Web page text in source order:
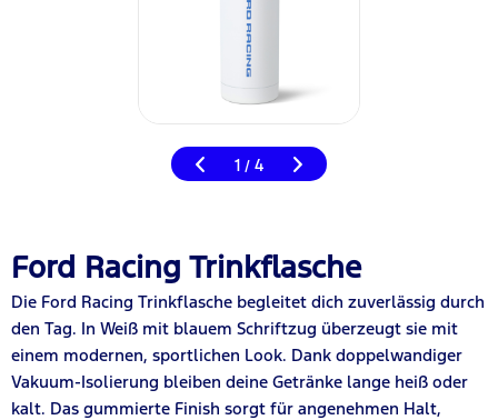
1 / 4
Ford Racing Trinkflasche
Die Ford Racing Trinkflasche begleitet dich zuverlässig durch
den Tag. In Weiß mit blauem Schriftzug überzeugt sie mit
einem modernen, sportlichen Look. Dank doppelwandiger
Vakuum-Isolierung bleiben deine Getränke lange heiß oder
kalt. Das gummierte Finish sorgt für angenehmen Halt,